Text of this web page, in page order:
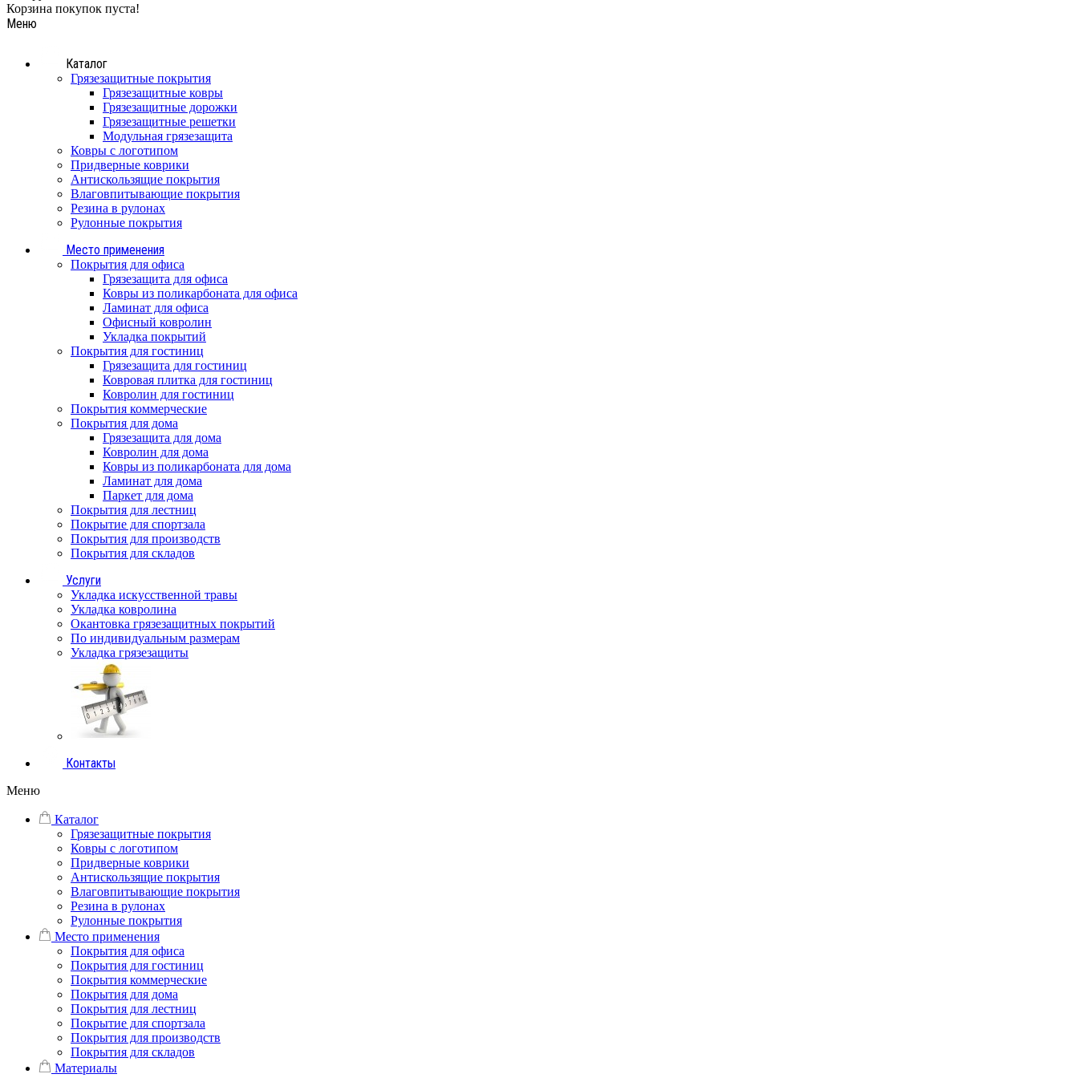
Корзина покупок пуста!
Меню
Каталог
Грязезащитные покрытия
Грязезащитные ковры
Грязезащитные дорожки
Грязезащитные решетки
Модульная грязезащита
Ковры с логотипом
Придверные коврики
Антискользящие покрытия
Влаговпитывающие покрытия
Резина в рулонах
Рулонные покрытия
Место применения
Покрытия для офиса
Грязезащита для офиса
Ковры из поликарбоната для офиса
Ламинат для офиса
Офисный ковролин
Укладка покрытий
Покрытия для гостиниц
Грязезащита для гостиниц
Ковровая плитка для гостиниц
Ковролин для гостиниц
Покрытия коммерческие
Покрытия для дома
Грязезащита для дома
Ковролин для дома
Ковры из поликарбоната для дома
Ламинат для дома
Паркет для дома
Покрытия для лестниц
Покрытие для спортзала
Покрытия для производств
Покрытия для складов
Услуги
Укладка искусственной травы
Укладка ковролина
Окантовка грязезащитных покрытий
По индивидуальным размерам
Укладка грязезащиты
Контакты
Меню
Каталог
Грязезащитные покрытия
Ковры с логотипом
Придверные коврики
Антискользящие покрытия
Влаговпитывающие покрытия
Резина в рулонах
Рулонные покрытия
Место применения
Покрытия для офиса
Покрытия для гостиниц
Покрытия коммерческие
Покрытия для дома
Покрытия для лестниц
Покрытие для спортзала
Покрытия для производств
Покрытия для складов
Материалы